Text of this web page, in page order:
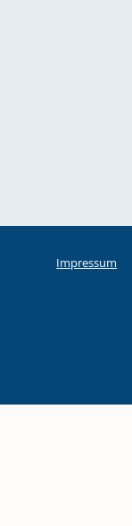
Impressum